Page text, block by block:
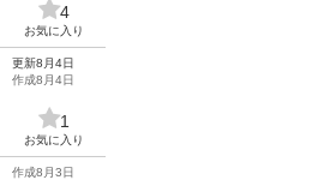
4
お気に入り
更新8月4日
作成8月4日
1
お気に入り
作成8月3日